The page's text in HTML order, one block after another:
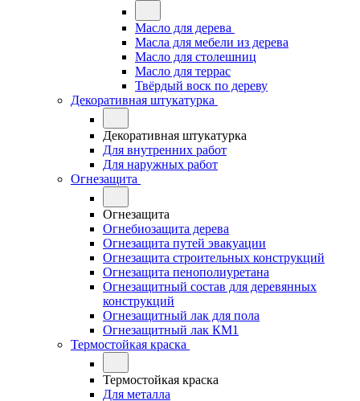
Масло для дерева
Масла для мебели из дерева
Масло для столешниц
Масло для террас
Твёрдый воск по дереву
Декоративная штукатурка
Декоративная штукатурка
Для внутренних работ
Для наружных работ
Огнезащита
Огнезащита
Огнебиозащита дерева
Огнезащита путей эвакуации
Огнезащита строительных конструкций
Огнезащита пенополиуретана
Огнезащитный состав для деревянных
конструкций
Огнезащитный лак для пола
Огнезащитный лак КМ1
Термостойкая краска
Термостойкая краска
Для металла